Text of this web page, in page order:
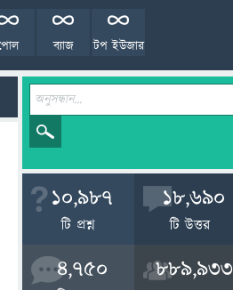
টপ ইউজার
ব্যাজ
10,987
টি প্রশ্ন
18,690
টি উত্তর
4,750 889,933